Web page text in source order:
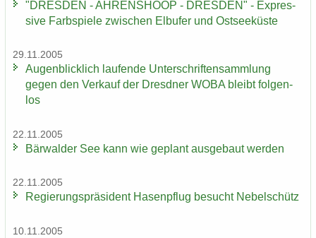
"DRES­DEN - AH­REN­SHO­OP - DRES­DEN" - Ex­pres­
si­ve Farb­spie­le zwi­schen Elb­ufer und Ost­see­küs­te
29.11.2005
Au­gen­blick­lich lau­fen­de Un­ter­schrif­ten­samm­lung
gegen den Ver­kauf der Dresd­ner WOBA bleibt fol­gen­
los
22.11.2005
Bär­wal­der See kann wie ge­plant aus­ge­baut wer­den
22.11.2005
Re­gie­rungs­prä­si­dent Ha­sen­pflug be­sucht Ne­bel­schütz
10.11.2005